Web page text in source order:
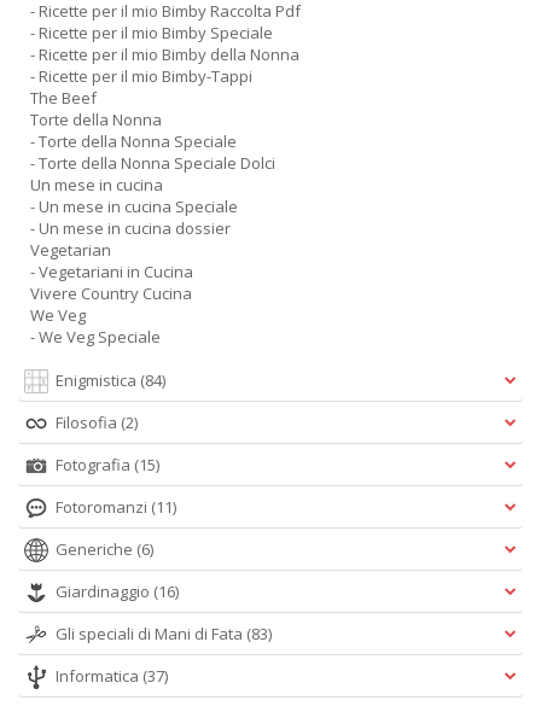
- Ricette per il mio Bimby Raccolta Pdf
- Ricette per il mio Bimby Speciale
- Ricette per il mio Bimby della Nonna
- Ricette per il mio Bimby-Tappi
The Beef
Torte della Nonna
- Torte della Nonna Speciale
- Torte della Nonna Speciale Dolci
Un mese in cucina
- Un mese in cucina Speciale
- Un mese in cucina dossier
Vegetarian
- Vegetariani in Cucina
Vivere Country Cucina
We Veg
- We Veg Speciale
Enigmistica (84)
Filosofia (2)
Fotografia (15)
Fotoromanzi (11)
Generiche (6)
Giardinaggio (16)
Gli speciali di Mani di Fata (83)
Informatica (37)